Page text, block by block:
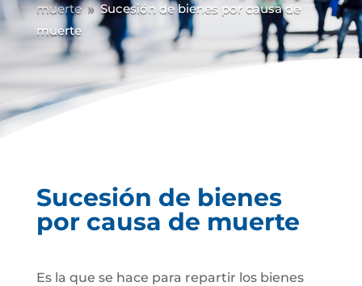
muerte 9 Sucesión de bienes por causa de
muerte
Sucesión de bienes
por causa de muerte
Es la que se hace para repartir los bienes